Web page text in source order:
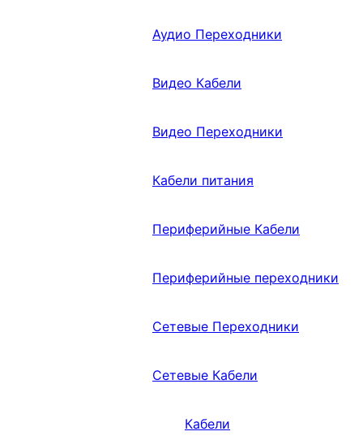
Аудио Переходники
Видео Кабели
Видео Переходники
Кабели питания
Периферийные Кабели
Периферийные переходники
Сетевые Переходники
Сетевые Кабели
Кабели